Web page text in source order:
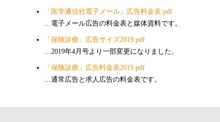
「医学通信社電子メール」広告料金表.pdf
…電子メール広告の料金表と媒体資料です。
「保険診療」広告サイズ2019.pdf
…2019年4月号より一部変更になりました。
「保険診療」広告料金表2019.pdf
…通常広告と求人広告の料金表です。